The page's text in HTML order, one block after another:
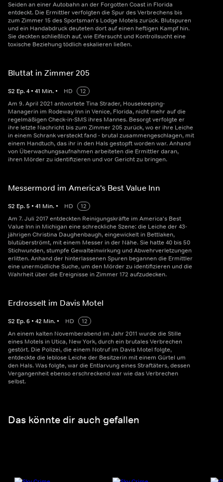
Seiden an einer Autobahn an der Forgotten Coast in Florida
entdeckt. Die Ermittler verfolgten die Spur des Verbrechens bis
zum Zimmer 15 des Sportsman's Lodge Motels zurück. Blutspuren
und ein Handabdruck deuteten dort auf einen heftigen Kampf hin.
Sie deckten schließlich auf, wie Eifersucht und Kontrollsucht eine
toxische Beziehung tödlich eskalieren ließen.
Bluttat in Zimmer 205
S2 Ep.4 • 41 Min. • HD
12
Am 9. April 2021 antwortete Tina Strader, Housekeeping-
Managerin im Rodeway Inn in Venice, Florida, nicht mehr auf die
regelmäßigen Check-in-SMS ihres Mannes. Besorgt verfolgte er
ihre letzte Nachricht bis zum Zimmer 205 zurück, wo er ihre Leiche
in einem Schrank versteckt fand - brutal zusammengeschlagen, mit
einem Handtuch, das ihr in den Hals gestopft worden war. Anhand
von Überwachungsaufnahmen arbeiteten die Ermittler daran,
ihren Mörder zu identifizieren und vor Gericht zu bringen.
Messermord im America's Best Value Inn
S2 Ep.5 • 41 Min. • HD
12
Am 7. Juli 2017 entdeckten Reinigungskräfte im America's Best
Value Inn in Michigan eine schreckliche Szene: die Leiche der 43-
jährigen Christina Daughenbaugh, eingewickelt in Bettlaken,
blutüberströmt, mit einem Messer in der Nähe. Sie hatte 40 bis 50
Stichwunden, stumpfe Gewalteinwirkung und Abwehrverletzungen
erlitten. Anhand der hinterlassenen Spuren begannen die Ermittler
eine unermüdliche Suche, um den Mörder zu identifizieren und die
Wahrheit über die Ereignisse in Zimmer 172 aufzudecken.
Erdrosselt im Davis Motel
S2 Ep.6 • 42 Min. • HD
12
An einem kalten Novemberabend im Jahr 2011 wurde die Stille
eines Motels in Utica, New York, durch ein brutales Verbrechen
gestört. Die Polizei, die einem Notruf im Davis Motel folgte,
entdeckte die leblose Leiche der Besitzerin mit einem Gürtel um
den Hals. Was folgte, war die Entlarvung eines Straftäters, dessen
Vergangenheit ebenso erschreckend war wie das Verbrechen
selbst.
Das könnte dir auch gefallen